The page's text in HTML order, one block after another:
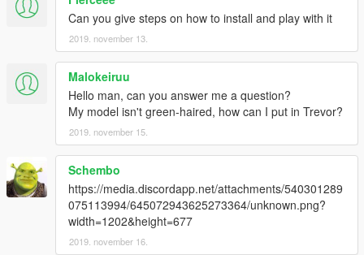
Can you give steps on how to install and play with it
2019. november 13.
Malokeiruu
Hello man, can you answer me a question?
My model isn't green-haired, how can I put in Trevor?
2019. november 15.
Schembo
https://media.discordapp.net/attachments/540301289
075113994/645072943625273364/unknown.png?
width=1202&height=677
2019. november 16.